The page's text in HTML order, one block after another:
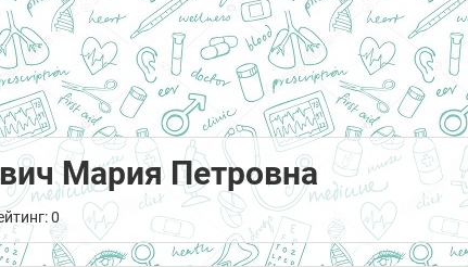
Мария Петровна
0